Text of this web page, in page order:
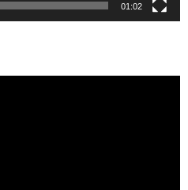
01:02